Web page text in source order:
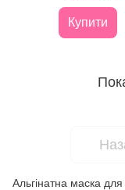
Купити
Альгінатна маска